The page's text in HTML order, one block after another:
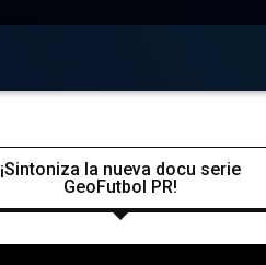
¡Sintoniza la nueva docu serie
GeoFutbol PR!